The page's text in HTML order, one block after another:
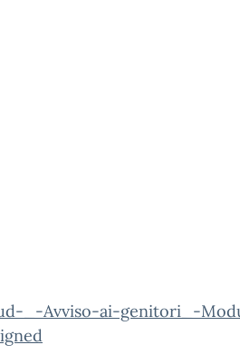
_-Avviso-ai-genitori_-